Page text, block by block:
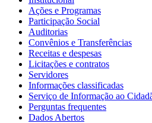
Ações e Programas
Participação Social
Auditorias
Convênios e Transferências
Receitas e despesas
Licitações e contratos
Servidores
Informações classificadas
Serviço de Informação ao
Perguntas frequentes
Dados Abertos